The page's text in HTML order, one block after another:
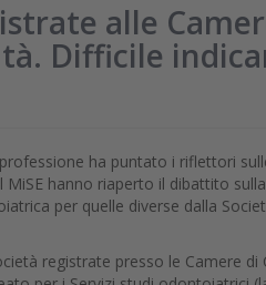
alle
Difficile
ha puntato i riflettori
MiSE hanno riaperto il dibattito
per quelle diverse dalla
registrate presso le Camere di